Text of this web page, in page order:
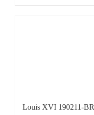
Louis XVI 190211-BR